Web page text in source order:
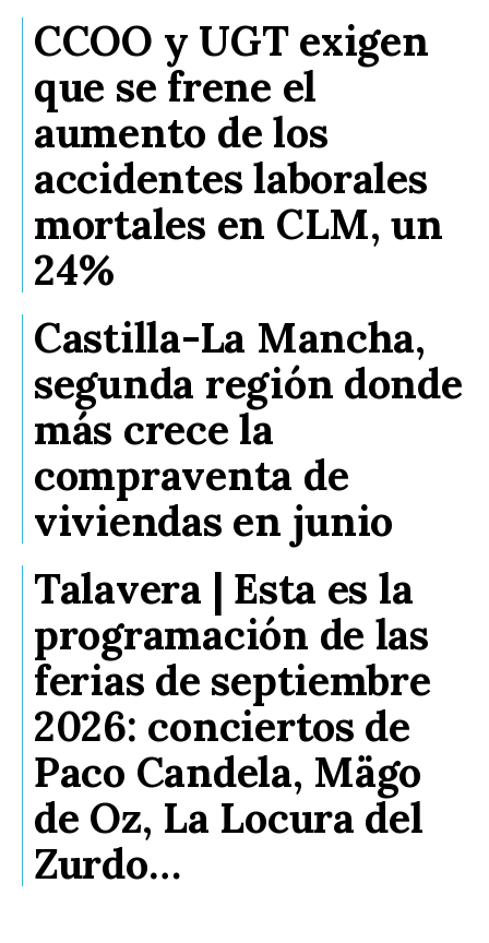
CCOO y UGT exigen
que se frene el
aumento de los
accidentes laborales
mortales en CLM, un
24%
Castilla-La Mancha,
segunda región donde
más crece la
compraventa de
viviendas en junio
Talavera | Esta es la
programación de las
ferias de septiembre
2026: conciertos de
Paco Candela, Mägo
de Oz, La Locura del
Zurdo…